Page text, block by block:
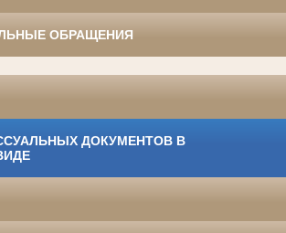
ОБРАЩЕНИЯ
ДОКУМЕНТОВ В